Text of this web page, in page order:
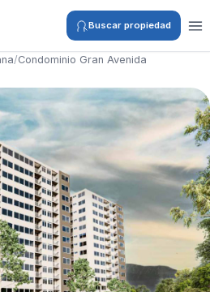
Buscar propiedad
/Condominio Gran Avenida